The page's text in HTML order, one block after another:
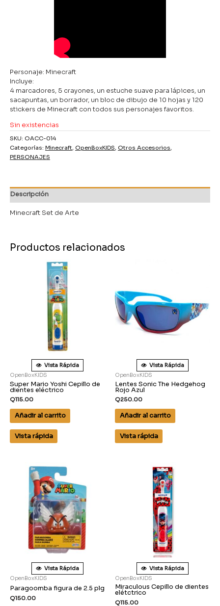
Personaje: Minecraft
Incluye:
4 marcadores, 5 crayones, un estuche suave para lápices, un
sacapuntas, un borrador, un bloc de dibujo de 10 hojas y 120
stickers de Minecraft con todos sus personajes favoritos.
Sin existencias
SKU: OACC-014
Categorías: Minecraft, OpenBoxKIDS, Otros Accesorios,
PERSONAJES
Descripción
Minecraft Set de Arte
Productos relacionados
Vista Rápida
OpenBoxKIDS
Super Mario Yoshi Cepillo de
dientes eléctrico
Q115.00
Añadir al carrito
Vista rápida
Vista Rápida
OpenBoxKIDS
Lentes Sonic The Hedgehog
Rojo Azul
Q250.00
Añadir al carrito
Vista rápida
Vista Rápida
OpenBoxKIDS
Paragoomba figura de 2.5 plg
Q150.00
Vista Rápida
OpenBoxKIDS
Miraculous Cepillo de dientes
elétctrico
Q115.00